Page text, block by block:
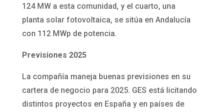
124 MW a esta comunidad, y el cuarto, una
planta solar fotovoltaica, se sitúa en Andalucía
con 112 MWp de potencia.
Previsiones 2025
La compañía maneja buenas previsiones en su
cartera de negocio para 2025. GES está licitando
distintos proyectos en España y en países de